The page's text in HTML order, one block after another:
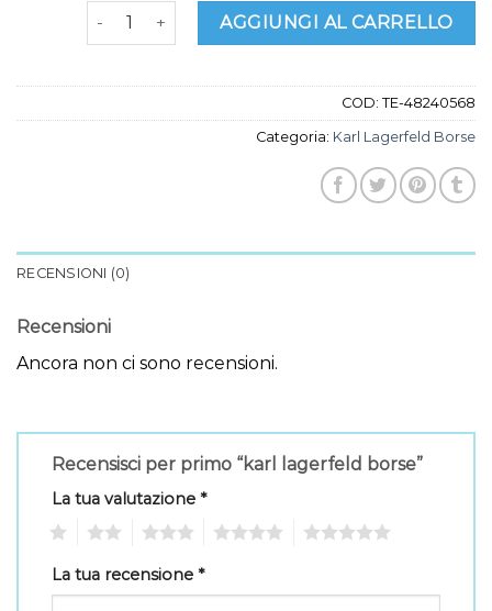
karl lagerfeld borse quantitàAGGIUNGI AL CARRELLO
COD: TE-48240568
Categoria: Karl Lagerfeld Borse
RECENSIONI (0)
Recensioni
Ancora non ci sono recensioni.
Recensisci per primo “karl lagerfeld borse”
La tua valutazione *
La tua recensione *